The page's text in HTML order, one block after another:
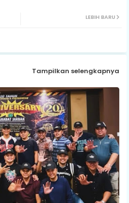
ap
p
LEBIH BARU
Tampilkan selengkapnya